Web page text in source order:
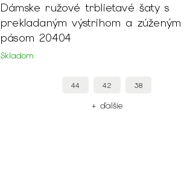
Dámske ružové trblietavé šaty s
prekladaným výstrihom a zúženým
pásom 20404
Skladom
44 42 38
+ ďalšie